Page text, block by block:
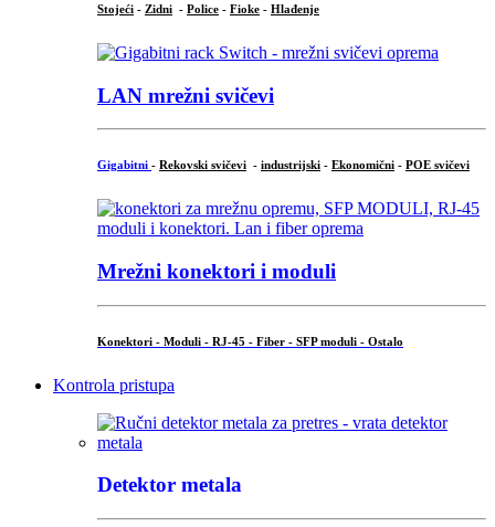
Stojeći - Zidni - Police - Fioke - Hlađenje
LAN mrežni svičevi
Gigabitni - Rekovski svičevi - industrijski - Ekonomični - POE svičevi
Mrežni konektori i moduli
Konektori - Moduli - RJ-45 - Fiber - SFP moduli - Ostalo
Kontrola pristupa
Detektor metala